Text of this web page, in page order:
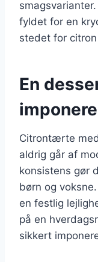
fyldet for en
stedet for
En
Citrontærte
aldrig går af
konsistens gør
børn og
en festlig
på en
sikkert